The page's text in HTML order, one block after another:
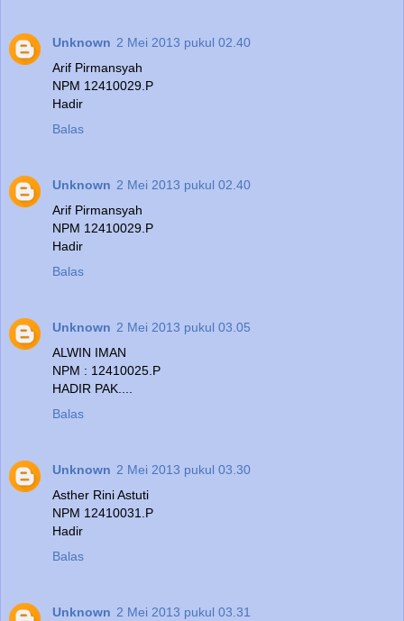
Unknown 2 Mei 2013 pukul 02.40
Arif Pirmansyah
NPM 12410029.P
Hadir
Balas
Unknown 2 Mei 2013 pukul 02.40
Arif Pirmansyah
NPM 12410029.P
Hadir
Balas
Unknown 2 Mei 2013 pukul 03.05
ALWIN IMAN
NPM : 12410025.P
HADIR PAK....
Balas
Unknown 2 Mei 2013 pukul 03.30
Asther Rini Astuti
NPM 12410031.P
Hadir
Balas
Unknown 2 Mei 2013 pukul 03.31